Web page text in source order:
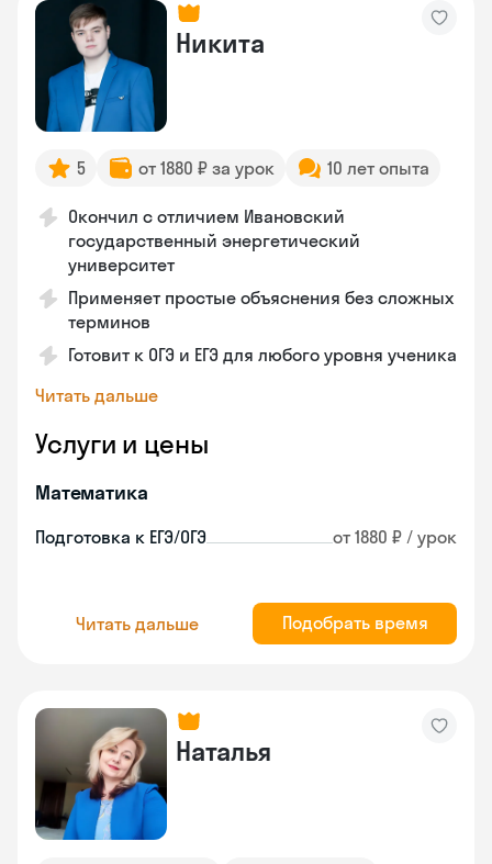
Никита
5 от 1880 ₽ за урок 10 лет опыта
Окончил с отличием Ивановский
государственный энергетический
университет
Применяет простые объяснения без сложных
терминов
Готовит к ОГЭ и ЕГЭ для любого уровня ученика
Читать дальше
Услуги и цены
Математика
Подготовка к ЕГЭ/ОГЭ от 1880 ₽ / урок
Читать дальше Подобрать время
Наталья